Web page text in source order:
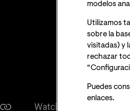
modelos
Utilizamos
sobre la
visitadas) y
rechazar
Puedes
enlaces.